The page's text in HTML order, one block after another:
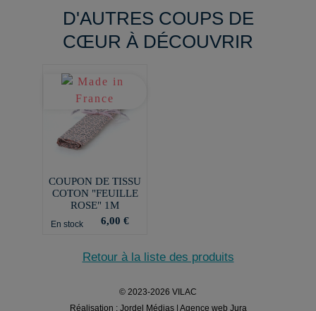
D'AUTRES COUPS DE
CŒUR À DÉCOUVRIR
COUPON DE TISSU
COTON "FEUILLE
ROSE" 1M
En stock 6,00 €
Retour à la liste des produits
© 2023-2026 VILAC
Réalisation : Jordel Médias | Agence web Jura